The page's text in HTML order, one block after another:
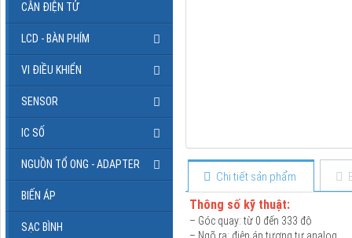
Chi tiết sản phẩm
Thông số kỹ thuật:
– Góc quay: từ 0 đến 333 độ
CÂN ĐIỆN TỬ
LCD - BÀN PHÍM
VI ĐIỀU KHIỂN
SENSOR
IC SỐ
NGUỒN TỔ ONG - ADAPTER
BIẾN ÁP
SẠC BÌNH